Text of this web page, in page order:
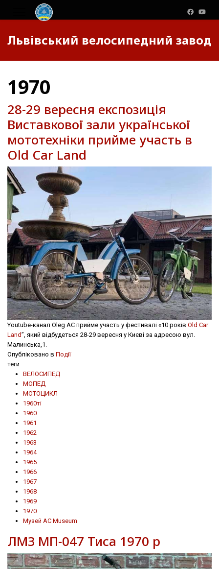
Львівський велосипедний завод
1970
28-29 вересня експозиція
Виставкової зали української
мототехніки прийме участь в
Old Car Land
Youtube-канал Oleg AC прийме участь у фестивалі «10 років Old Car
Land”, який відбудеться 28-29 вересня у Києві за адресою вул.
Малинська,1.
Опубліковано в Події
теги
ВЕЛОСИПЕД
МОПЕД
МОТОЦИКЛ
1960ті
1960
1961
1962
1963
1964
1965
1966
1967
1968
1969
1970
Музей AC Museum
ЛМЗ МП-047 Тиса 1970 р